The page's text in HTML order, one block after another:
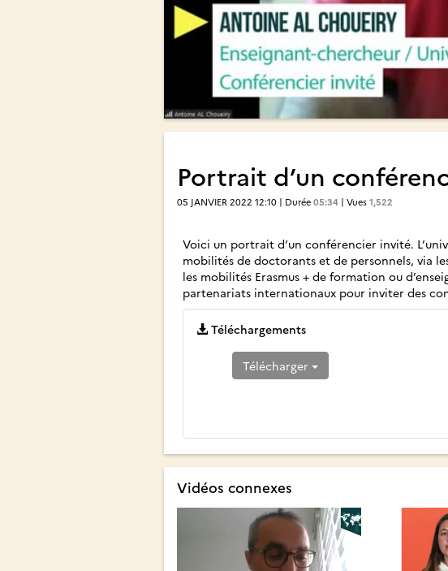
Portrait d’un
05 JANVIER 2022 12:10 | Durée 05:34 | Vues 1,522
Voici un portrait d’un conférencier invité.
mobilités de doctorants et de personnels, via
les mobilités Erasmus + de formation ou
partenariats internationaux pour inviter des
Téléchargements
Télécharger
Vidéos connexes